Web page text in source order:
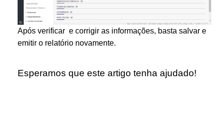
Após verificar e corrigir as informações, basta salvar e
emitir o relatório novamente.
Esperamos que este artigo tenha ajudado!